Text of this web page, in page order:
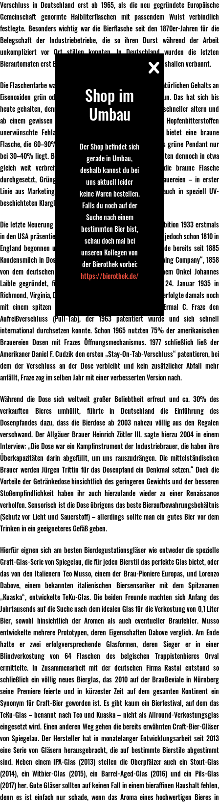
Verschluss in Deutschland erst ab 1965, als die neu gegründete Europäische
Gemeinschaft genormte Halbliterflaschen mit passendem Wulst verbindlich
festlegte. Besonders wichtig war die Bierflasche seit den 1870er-Jahren für die
Belegschaft der Industriebetriebe, die so ihren Durst während der Arbeit
unkompliziert vor Ort stillen konnten. In Deutschland wurden die letzten
Bierautomaten erst Ende der 1990er-Jahre aus den Produktionshallen verbannt.
Die Flaschenfarbe war von der ersten Flasche an wegen des natürlichen Gehalts an
Eisenoxiden grün oder durch zusätzliche Schwefeloxide braun. Das hat sich bis
heute gehalten, denn Tageslicht schadet dem Bier, lässt es schneller altern und
ab einem gewissen Zeitpunkt auch durch den Zerfall von Hopfenbitterstoffen
unerwünschte Fehlaromen entstehen. Den besten Schutz bietet eine braune
Flasche, die 60–90% des Lichtes absorbiert, wohingegen das grüne Pendant nur
bei 30–40% liegt. Bis in die 1970er-Jahre waren beide Varianten dennoch in etwa
gleich weit verbreitet. Mittlerweile hat sich allerdings die braune Flasche
durchgesetzt, Grünglas verwenden nur noch einige Großbrauereien – in erster
Linie aus Marketinggründen. Einige „Szene“-Biere gibt es auch in speziell UV-
beschichteten Klarglasflaschen.
Die letzte Neuerung der Biergefäße stellte die nach der Prohibition 1933 erstmals
in den USA präsentierte Bierdose dar. Deren Geschichte hatte jedoch schon 1810 in
England begonnen und auch in den vereinigten Staaten wurde bereits seit 1885
Kondensmilch in Dosen verkauft. Die „Gottfried Krueger Brewing Company“, 1858
von dem deutschen Einwanderer Gottfried Krüger und seinem Onkel Johannes
Laible gegründet, führte als erste Brauerei der Welt am 24. Januar 1935 in
Richmond, Virginia, Dosenbier auf den Markt ein. Das Öffnen erfolgte damals noch
mit einem spitzen Dosenstecher. Erst 1959 entwickelte Ermal C. Fraze den
Aufreißverschluss (Pull-Tab), der 1963 patentiert wurde und sich schnell
international durchsetzen konnte. Schon 1965 nutzten 75% der amerikanischen
Brauereien Dosen mit Frazes Öffnungsmechanismus. 1977 schließlich ließ der
Amerikaner Daniel F. Cudzik den ersten „Stay-On-Tab-Verschluss“ patentieren, bei
dem der Verschluss an der Dose verbleibt und kein zusätzlicher Abfall mehr
anfällt, Fraze zog im selben Jahr mit einer verbesserten Version nach.
Während die Dose sich weltweit großer Beliebtheit erfreut und ca. 30% des
verkauften Bieres umhüllt, führte in Deutschland die Einführung des
Dosenpfandes dazu, dass die Bierdose ab 2003 nahezu völlig aus den Regalen
verschwand. Der Allgäuer Brauer Heinrich Zötler III. sagte hierzu 2004 in einem
Interview: „Die Dose war ein Kampfinstrument der Industriebrauer, die haben ihre
Überkapazitäten darin abgefüllt, um uns rauszudrängen. Die mittelständischen
Brauer werden Jürgen Trittin für das Dosenpfand ein Denkmal setzen.“ Doch die
Vorteile der Getränkedose hinsichtlich des geringeren Gewichts und der besseren
Stoßempfindlichkeit haben ihr auch hierzulande wieder zu einer Renaissance
verholfen. Sensorisch ist die Dose übrigens das beste Bieraufbewahrungsbehältnis
(Schutz vor Licht und Sauerstoff) – allerdings sollte man ein gutes Bier vor dem
Trinken in ein geeigneteres Gefäß geben.
Hierfür eignen sich am besten Bierdegustationsgläser wie entweder die spezielle
Graft-Glas-Serie von Spiegelau, die für jeden Bierstil das perfekte Glas bietet, oder
das von den Italienern Teo Musso, einem der Brau-Pioniere Europas, und Lorenzo
Dabove, einem bekannten italienischen Biersensoriker mit dem Spitznamen
„Kuaska“, entwickelte TeKu-Glas. Die beiden Freunde machten sich Anfang des
Jahrtausends auf die Suche nach dem idealen Glas für die Verkostung von 0,1 Liter
Bier, sowohl hinsichtlich der Aromen als auch eventueller Braufehler. Musso
entwickelte mehrere Prototypen, deren Eigenschaften Dabove verglich. Am Ende
hatte er zwei erfolgversprechende Glasformen, deren Sieger er in einer
Blindverkostung von 64 Flaschen des belgischen Trappistenbieres Orval
ermittelte. In Zusammenarbeit mit der deutschen Firma Rastal entstand so
schließlich ein völlig neues Bierglas, das 2010 auf der BrauBeviale in Nürnberg
seine Premiere feierte und in kürzester Zeit auf dem gesamten Kontinent ein
Synonym für Craft-Bier geworden ist. Es gibt kaum ein Bierfestival, auf dem das
TeKu-Glas – benannt nach Teo und Kuaska – nicht als Allround-Verkostungsglas
eingesetzt wird. Einen anderen Weg gehen die bereits erwähnten Craft-Bier-Gläser
von Spiegelau. Der Hersteller hat in monatelanger Entwicklungsarbeit seit 2013
eine Serie von Gläsern herausgebracht, die auf bestimmte Bierstile abgestimmt
sind. Neben einem IPA-Glas (2013) stellen die Oberpfälzer auch ein Stout-Glas
(2014), ein Witbier-Glas (2015), ein Barrel-Aged-Glas (2016) und ein Pils-Glas
(2017) her. Gute Gläser sollten auf keinen Fall in einem bieraffinen Haushalt fehlen,
denn es ist einfach nur schade, wenn das Aroma eines hochwertigen Bieres in
Shop im
Umbau
Der Shop befindet sich
gerade in Umbau,
deshalb kannst du bei
uns aktuell leider
keine Waren bestellen.
Falls du noch auf der
Suche nach einem
bestimmten Bier bist,
schau doch mal bei
unseren Kollegen von
der Bierothek vorbei:
https://bierothek.de/